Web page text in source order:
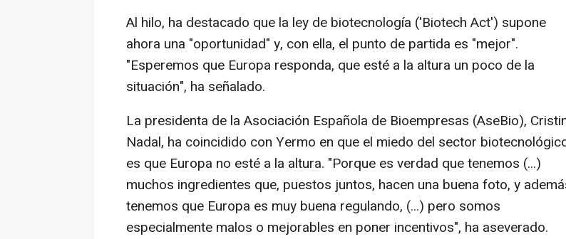
Al hilo, ha destacado que la ley de biotecnología ('Biotech Act') supone
ahora una "oportunidad" y, con ella, el punto de partida es "mejor".
"Esperemos que Europa responda, que esté a la altura un poco de la
situación", ha señalado.
La presidenta de la Asociación Española de Bioempresas (AseBio),
Nadal, ha coincidido con Yermo en que el miedo del sector
es que Europa no esté a la altura. "Porque es verdad que tenemos (...)
muchos ingredientes que, puestos juntos, hacen una buena foto, y
tenemos que Europa es muy buena regulando, (...) pero somos
especialmente malos o mejorables en poner incentivos", ha aseverado.